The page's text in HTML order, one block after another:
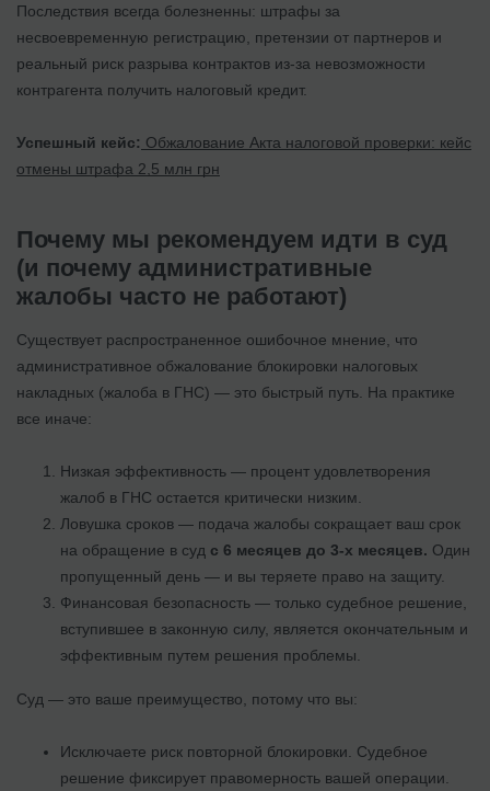
Последствия всегда болезненны: штрафы за
несвоевременную регистрацию, претензии от партнеров и
реальный риск разрыва контрактов из-за невозможности
контрагента получить налоговый кредит.
Успешный кейс: Обжалование Акта налоговой проверки: кейс
отмены штрафа 2,5 млн грн
Почему мы рекомендуем идти в суд
(и почему административные
жалобы часто не работают)
Существует распространенное ошибочное мнение, что
административное обжалование блокировки налоговых
накладных (жалоба в ГНС) — это быстрый путь. На практике
все иначе:
Низкая эффективность — процент удовлетворения
жалоб в ГНС остается критически низким.
Ловушка сроков — подача жалобы сокращает ваш срок
на обращение в суд с 6 месяцев до 3-х месяцев. Один
пропущенный день — и вы теряете право на защиту.
Финансовая безопасность — только судебное решение,
вступившее в законную силу, является окончательным и
эффективным путем решения проблемы.
Суд — это ваше преимущество, потому что вы:
Исключаете риск повторной блокировки. Судебное
решение фиксирует правомерность вашей операции.